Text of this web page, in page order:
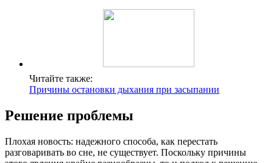
Читайте также:
Причины остановки дыхания при засыпании
Решение проблемы
Плохая новость: надежного способа, как перестать
разговаривать во сне, не существует. Поскольку причины